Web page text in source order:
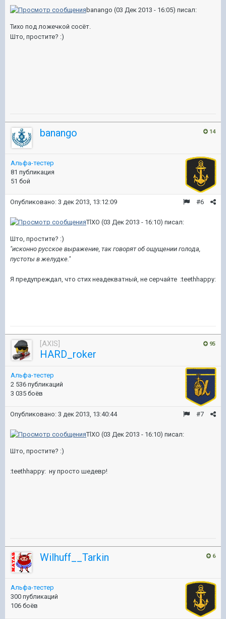
banango (03 Дек 2013 - 16:05) писал:
Тихо под ложечкой сосёт.
Што, простите? :)
14
banango
Альфа-тестер
81 публикация
51 бой
#6
Опубликовано: 3 дек 2013, 13:12:09
TlXO (03 Дек 2013 - 16:10) писал:
Што, простите? :)
"исконно русское выражение, так говорят об ощущении голода,
пустоты в желудке."
Я предупреждал, что стих неадекватный, не серчайте :teethhappy:
95
[AXIS]
HARD_roker
Альфа-тестер
2 536 публикаций
3 035 боёв
#7
Опубликовано: 3 дек 2013, 13:40:44
TlXO (03 Дек 2013 - 16:10) писал:
Што, простите? :)
:teethhappy: ну просто шедевр!
6
Wilhuff__Tarkin
Альфа-тестер
300 публикаций
106 боёв